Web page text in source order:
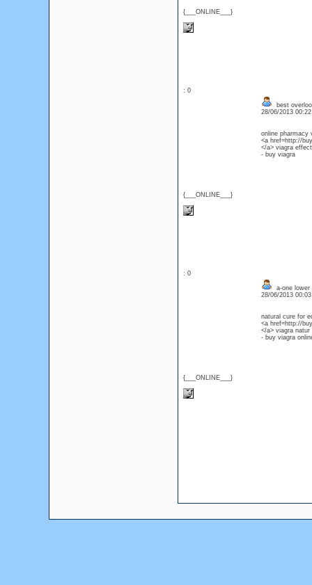
{___ONLINE___}
: 0
{___ONLINE___}
best
28/06/2013
online pharmacy
<a href=http://
</a> viagra
- buy viagra
: 0
{___ONLINE___}
a-one lower
28/06/2013
natural cure for
<a href=http://
</a> viagra natur
- buy viagra